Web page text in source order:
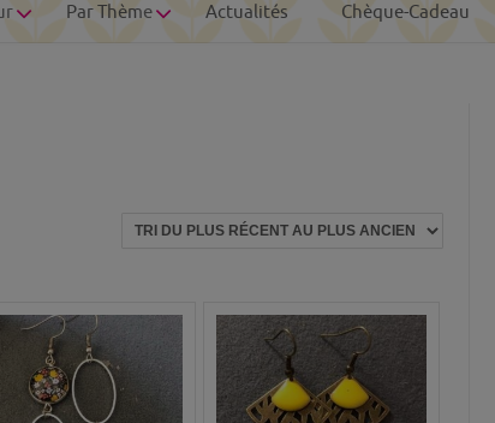
Par Thème Actualités Chèque-Cadeau